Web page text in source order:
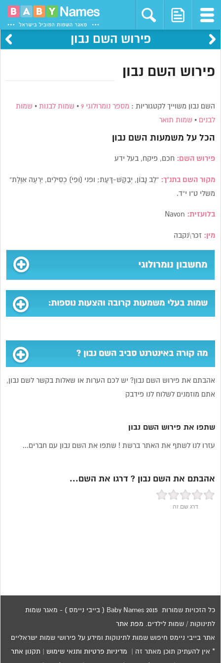
פירוש השם נבון
פירוש השם נבון
השם נבון משוייך לקטגוריות : מספר נומרולוגי 9 • שמות לבנות • שמות
לבנים • שמות תואר
הכל על משמעות השם נבון
פירוש השם: חכם, פיקח, בעל ידע
מקור השם בתנ”ך:“לֵב נָבוֹן, יְבַקֶּשׁ-דָּעַת; ופני (וּפִי) כְסִילִים, יִרְעֶה אִוֶּלֶת”
משלי ט”ו י”ד.
בלועזית:
מין: זכר\נקבה
מחשבון נומרולוגי
שמות בעלי משמעות קרובה והצעות נוספות:
מה קורה באינטרנט סביב השם נבון ?
אהבתם את פירוש השם נבון? יש לכם הערות או שאלות בקשר לשם נבון,
אתם מוזמנים לשלוח לנו פידבק
שתפו את פירוש השם נבון
עזרו לנו לשתף את האתר ברשת ! שתפו את השם נבון עם חברים...
אהבתם את השם נבון ? דרגו את השם...
דרג שם זה
כל הזכויות שמורות 2015 Baby Names ( בייבי ניימס ) - מאגר שמות
לתינוקות / שמות לילדים. מפת אתר
אתר בייבי ניימס חיפוש שמות לתינוקות ומידע על פירושי שמות ישראליים
* אין להעתיק תוכן מאתר זה | מדיניות פרטיות ותנאי שימוש תקנון אתר